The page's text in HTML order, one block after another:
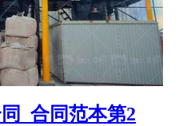
_合同范本第2